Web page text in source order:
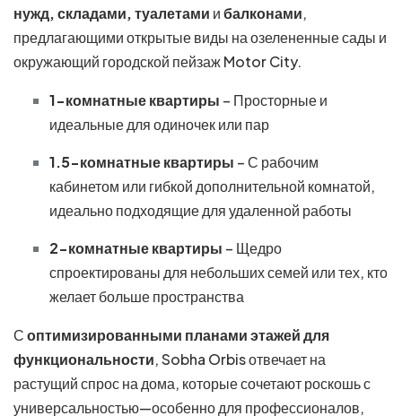
нужд, складами, туалетами ибалконами,
предлагающими открытые виды на озелененные сады и
окружающий городской пейзаж Motor City.
1-комнатные квартиры – Просторные и
идеальные для одиночек или пар
1.5-комнатные квартиры – С рабочим
кабинетом или гибкой дополнительной комнатой,
идеально подходящие для удаленной работы
2-комнатные квартиры – Щедро
спроектированы для небольших семей или тех, кто
желает больше пространства
Соптимизированными планами этажей для
функциональности, Sobha Orbis отвечает на
растущий спрос на дома, которые сочетают роскошь с
универсальностью—особенно для профессионалов,